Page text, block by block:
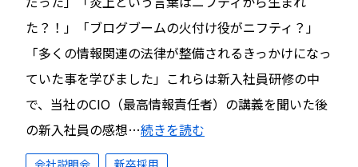
た？！」「ブログブームの火付け役がニフティ？」
「多くの情報関連の法律が整備されるきっかけになっ
ていた事を学びました」これらは新入社員研修の中
で、当社のCIO（最高情報責任者）の講義を聞いた後
の新入社員の感想…続きを読む
会社説明会 新卒採用